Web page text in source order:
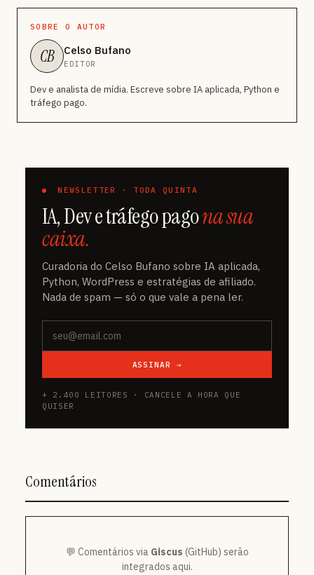
SOBRE O AUTOR
CB Celso Bufano
EDITOR
Dev e analista de mídia. Escreve sobre IA aplicada, Python e
tráfego pago.
NEWSLETTER · TODA QUINTA
IA, Dev e tráfego pagona sua
caixa.
Curadoria do Celso Bufano sobre IA aplicada,
Python, WordPress e estratégias de afiliado.
Nada de spam — só o que vale a pena ler.
ASSINAR →
+ 2.400 LEITORES · CANCELE A HORA QUE
QUISER
Comentários
💬 Comentários via Giscus (GitHub) serão
integrados aqui.